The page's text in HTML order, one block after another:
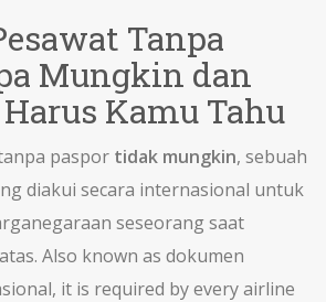
Tanpa
Mungkin dan
Kamu Tahu
paspor tidak mungkin, sebuah
diakui secara internasional untuk
seseorang saat
. Also known as dokumen
, it is required by every airline